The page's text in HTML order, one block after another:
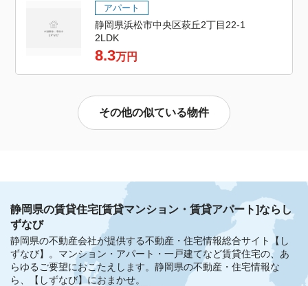
アパート
静岡県浜松市中央区萩丘2丁目22-1
2LDK
8.3万円
その他の似ている物件
静岡県の賃貸住宅[賃貸マンション・賃貸アパート]ならし
ずなび
静岡県の不動産会社が提供する不動産・住宅情報総合サイト【し
ずなび】。 マンション・アパート・一戸建てなど賃貸住宅の、あ
らゆるご要望におこたえします。 静岡県の不動産・住宅情報な
ら、【しずなび】におまかせ。